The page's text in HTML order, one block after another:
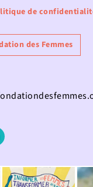
de
des Femmes